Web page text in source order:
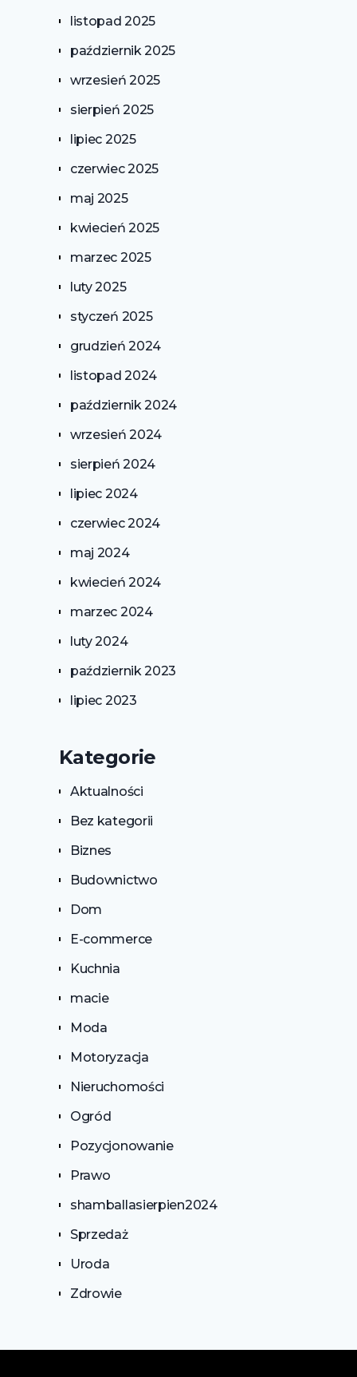
listopad 2025
październik 2025
wrzesień 2025
sierpień 2025
lipiec 2025
czerwiec 2025
maj 2025
kwiecień 2025
marzec 2025
luty 2025
styczeń 2025
grudzień 2024
listopad 2024
październik 2024
wrzesień 2024
sierpień 2024
lipiec 2024
czerwiec 2024
maj 2024
kwiecień 2024
marzec 2024
luty 2024
październik 2023
lipiec 2023
Kategorie
Aktualności
Bez kategorii
Biznes
Budownictwo
Dom
E-commerce
Kuchnia
macie
Moda
Motoryzacja
Nieruchomości
Ogród
Pozycjonowanie
Prawo
shamballasierpien2024
Sprzedaż
Uroda
Zdrowie